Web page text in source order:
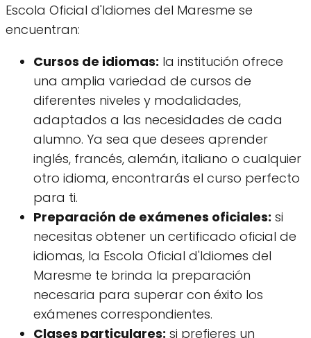
Escola Oficial d'Idiomes del Maresme se
encuentran:
Cursos de idiomas: la institución ofrece
una amplia variedad de cursos de
diferentes niveles y modalidades,
adaptados a las necesidades de cada
alumno. Ya sea que desees aprender
inglés, francés, alemán, italiano o cualquier
otro idioma, encontrarás el curso perfecto
para ti.
Preparación de exámenes oficiales: si
necesitas obtener un certificado oficial de
idiomas, la Escola Oficial d'Idiomes del
Maresme te brinda la preparación
necesaria para superar con éxito los
exámenes correspondientes.
Clases particulares: si prefieres un